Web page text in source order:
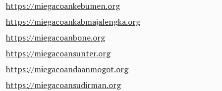
https://miegacoankebumen.org
https://miegacoankabmajalengka.org
https://miegacoanbone.org
https://miegacoansunter.org
https://miegacoandaanmogot.org
https://miegacoansudirman.org